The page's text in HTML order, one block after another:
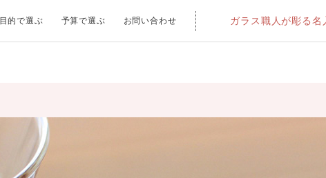
目的で選ぶ 予算で選ぶ お問い合わせ ガラス職人が彫る名